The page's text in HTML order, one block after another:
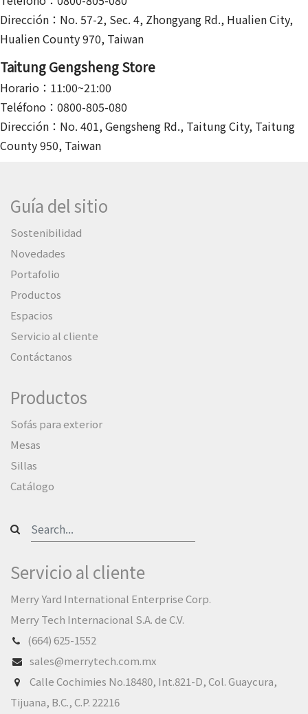
Dirección：No. 57-2, Sec. 4, Zhongyang Rd., Hualien City,
Hualien County 970, Taiwan
Taitung Gengsheng Store
Horario：11:00~21:00
Teléfono：0800-805-080
Dirección：No. 401, Gengsheng Rd., Taitung City, Taitung
County 950, Taiwan
Guía del sitio
Sostenibilidad
Novedades
Portafolio
Productos
Espacios
Servicio al cliente
Contáctanos
Productos
Sofás para exterior
Mesas
Sillas
Catálogo
Servicio al cliente
Merry Yard International Enterprise Corp.
Merry Tech Internacional S.A. de C.V.
(664) 625-1552
sales@merrytech.com.mx
Calle Cochimies No.18480, Int.821-D, Col. Guaycura,
Tijuana, B.C., C.P. 22216